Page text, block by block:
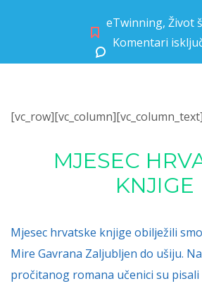
eTwinning, Život
Komentari
[vc_row][vc_column][vc_column_text]
MJESEC
KNJIGE
Mjesec hrvatske knjige obilježili
Mire Gavrana Zaljubljen do ušiju.
pročitanog romana učenici su